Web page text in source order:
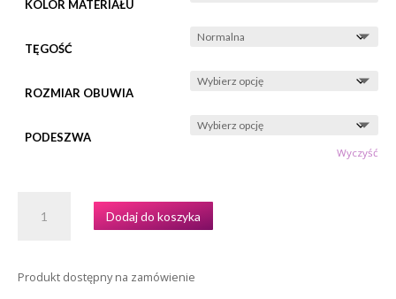
KOLOR MATERIAŁU
TĘGOŚĆ
ROZMIAR OBUWIA
PODESZWA
Wyczyść
BUTY
MODEL
Dodaj do koszyka
Produkt dostępny na zamówienie